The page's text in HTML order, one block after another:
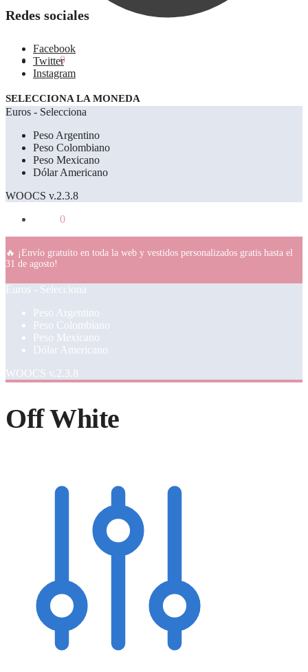
0.00€ 0
Redes sociales
Facebook
Twitter
Instagram
SELECCIONA LA MONEDA
Euros - Selecciona
Peso Argentino
Peso Colombiano
Peso Mexicano
Dólar Americano
WOOCS v.2.3.8
0
🔥 ¡Envío gratuito en toda la web y vestidos personalizados gratis hasta el
31 de agosto!
Euros - Selecciona
Peso Argentino
Peso Colombiano
Peso Mexicano
Dólar Americano
WOOCS v.2.3.8
Off White